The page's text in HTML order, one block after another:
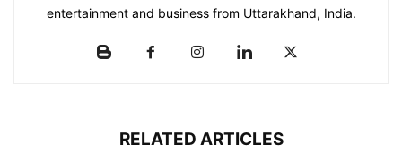
entertainment and business from Uttarakhand, India.
RELATED ARTICLES